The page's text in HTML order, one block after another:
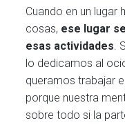
Cuando en un
cosas, ese lugar
esas actividades.
lo dedicamos al
queramos trabajar
porque nuestra
sobre todo si la